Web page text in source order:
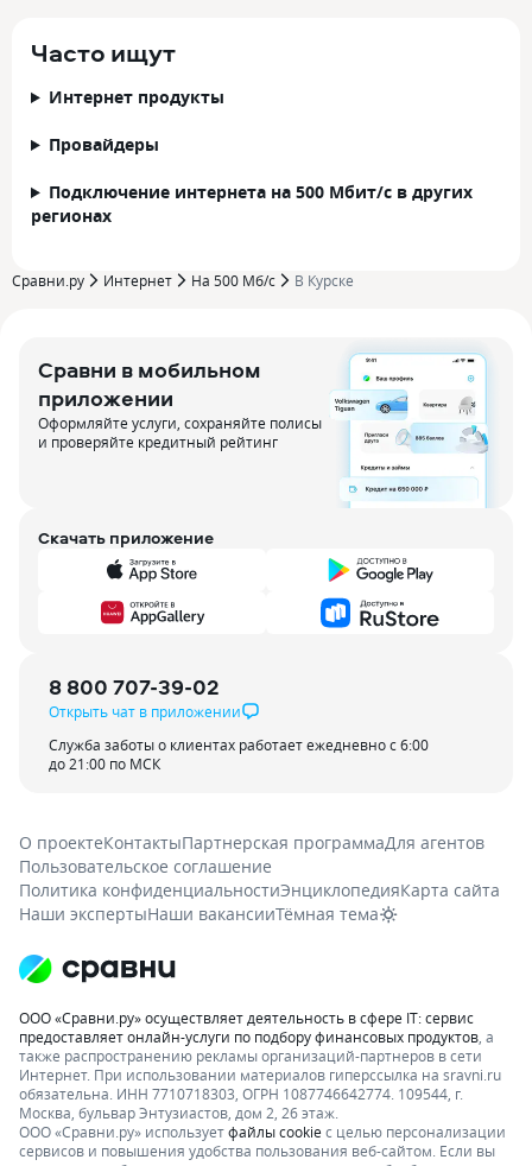
Часто ищут
Интернет продукты
Провайдеры
Подключение интернета на 500 Мбит/с в других
регионах
Сравни.ру Интернет На 500 Мб/с В Курске
Сравни в мобильном
приложении
Оформляйте услуги, сохраняйте полисы
и проверяйте кредитный рейтинг
Скачать приложение
8 800 707-39-02
Открыть чат в приложении
Служба заботы о клиентах работает ежедневно с 6:00
до 21:00 по МСК
О проектеКонтактыПартнерская программаДля агентов
Пользовательское соглашение
Политика конфиденциальностиЭнциклопедияКарта сайта
Наши экспертыНаши вакансииТёмная тема
ООО «Сравни.ру» осуществляет деятельность в сфере IT: сервис
предоставляет онлайн-услуги по подбору финансовых продуктов , а
также распространению рекламы организаций-партнеров в сети
Интернет. При использовании материалов гиперссылка на sravni.ru
обязательна. ИНН 7710718303, ОГРН 1087746642774. 109544, г.
Москва, бульвар Энтузиастов, дом 2, 26 этаж.
ООО «Сравни.ру» используетфайлы cookieс целью персонализации
сервисов и повышения удобства пользования веб-сайтом. Если вы